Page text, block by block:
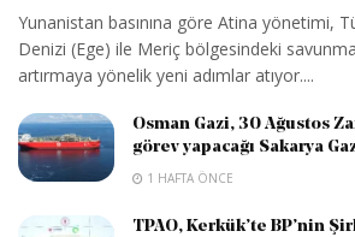
Yunanistan basınına göre Atina yönetimi,
Denizi (Ege) ile Meriç bölgesindeki
artırmaya yönelik yeni adımlar atıyor....
Osman Gazi, 30 Ağustos
görev yapacağı Sakarya
1 HAFTA ÖNCE
TPAO, Kerkük’te BP’nin